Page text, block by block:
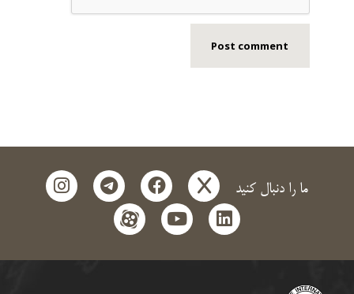
ما را دنبال کنید x
facebook
telegram
instagram
linkedin
youtube
aparat